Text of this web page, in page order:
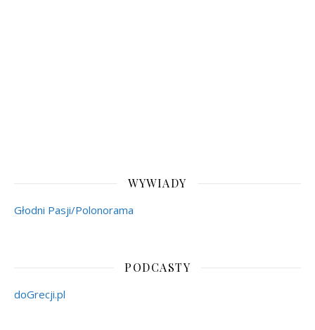
WYWIADY
Głodni Pasji/Polonorama
PODCASTY
doGrecji.pl